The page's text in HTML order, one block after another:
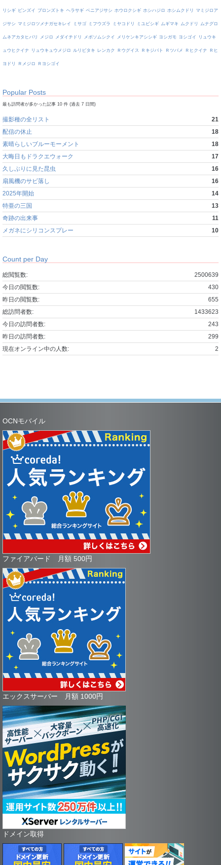
リシギ ビンズイ ブロンズトキ ヘラサギ ベニアジサシ ホウロクシギ ホシハジロ ホシムクドリ マミジロア
ジサシ マミジロツメナガセキレイ ミサゴ ミフウズラ ミヤコドリ ミユビシギ ムギマキ ムクドリ ムナグロ
ムネアカタヒバリ メジロ メダイチドリ メボソムシクイ メリケンキアシシギ ヨシガモ ヨシゴイ リュウキ
ュウヒクイナ リュウキュウメジロ ルリビタキ レンカク Ｒウグイス Ｒキジバト Ｒツバメ Ｒヒクイナ Ｒヒ
ヨドリ Ｒメジロ Ｒヨシゴイ
Popular Posts
最も訪問者が多かった記事 10 件 (過去 7 日間)
撮影種の全リスト
21
配信の休止
18
素晴らしいブルーモーメント
18
大晦日もドラクエウォーク
17
久しぶりに見た昆虫
16
扇風機のサビ落し
16
2025年開始
14
特亜の三国
13
奇跡の出来事
11
メガネにシリコンスプレー
10
Count per Day
2500639
総閲覧数:
430
今日の閲覧数:
655
昨日の閲覧数:
1433623
総訪問者数:
243
今日の訪問者数:
299
昨日の訪問者数:
2
現在オンライン中の人数:
OCNモバイル
ファイアバード 月額 500円
エックスサーバー 月額 1000円
ドメイン取得